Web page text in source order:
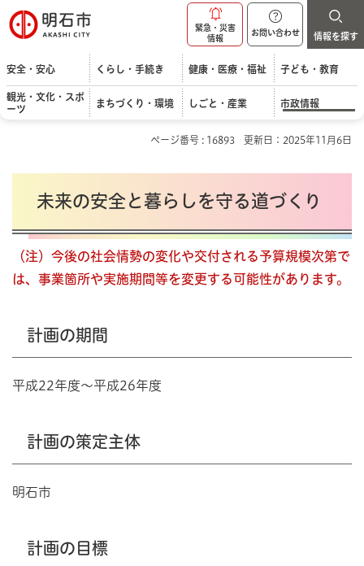
明石市
緊急・災害
情報
お問い合わせ 情報を探す
安全・安心 くらし・手続き 健康・医療・福祉 子ども・教育
観光・文化・スポ
ーツ
まちづくり・環境 しごと・産業 市政情報
ページ番号 : 16893 更新日：2025年11月6日
未来の安全と暮らしを守る道づくり
（注）今後の社会情勢の変化や交付される予算規模次第で
は、 事業箇所や実施期間等を変更する可能性があります。
計画の期間
平成22年度～平成26年度
計画の策定主体
明石市
計画の目標